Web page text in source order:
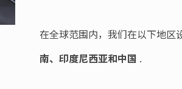
在全球范围内，我们在以下地区
南、印度尼西亚和中国 .